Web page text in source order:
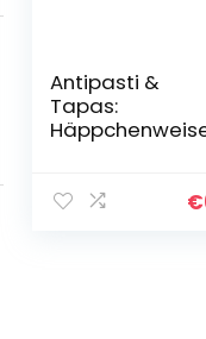
Antipasti &
Tapas:
€